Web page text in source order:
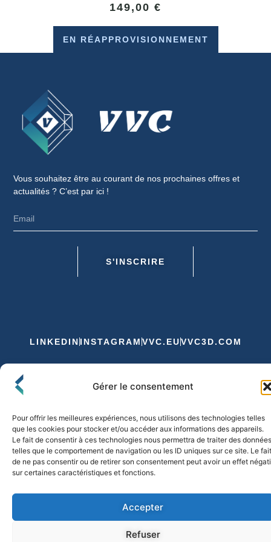
Gérer le consentement
Pour offrir les meilleures expériences, nous utilisons des technologies telles
que les cookies pour stocker et/ou accéder aux informations des appareils.
Le fait de consentir à ces technologies nous permettra de traiter des données
telles que le comportement de navigation ou les ID uniques sur ce site. Le fait
de ne pas consentir ou de retirer son consentement peut avoir un effet
sur certaines caractéristiques et fonctions.
Accepter
Refuser
149,00 €
EN RÉAPPROVISIONNEMENT
Vous souhaitez être au courant de nos prochaines offres et
actualités ? C’est par ici !
S'INSCRIRE
LINKEDIN INSTAGRAM VVC.EUVVC3D.COM
Politique de Confidentialité et de CookiesExpédition et Livraison
© 2026 FLO & CO. All Rights Reserved